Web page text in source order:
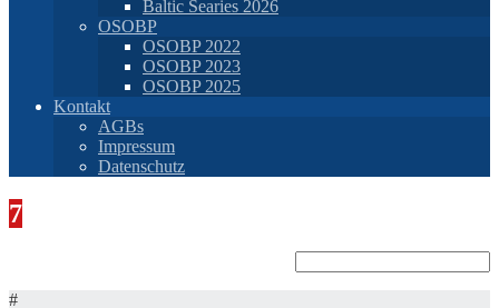
Baltic Searies 2026
OSOBP
OSOBP 2022
OSOBP 2023
OSOBP 2025
Kontakt
AGBs
Impressum
Datenschutz
7
#